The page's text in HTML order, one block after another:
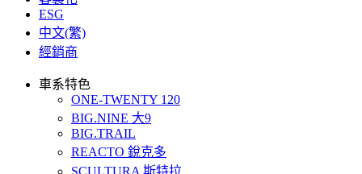
ESG
中文(繁)
經銷商
車系特色
ONE-TWENTY 120
BIG.NINE 大9
BIG.TRAIL
REACTO 銳克多
SCULTURA 斯特拉